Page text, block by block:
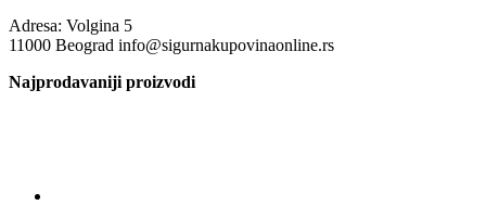
Adresa: Volgina 5
11000 Beograd info@sigurnakupovinaonline.rs
Najprodavaniji proizvodi